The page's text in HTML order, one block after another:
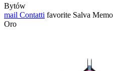
Bytów
mail Contatti favorite Salva
Oro